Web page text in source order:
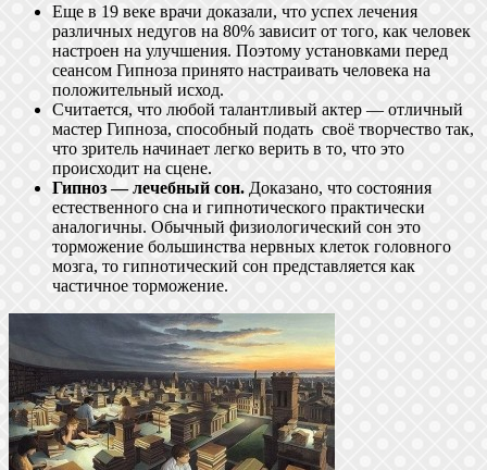
Еще в 19 веке врачи доказали, что успех лечения
различных недугов на 80% зависит от того, как человек
настроен на улучшения. Поэтому установками перед
сеансом Гипноза принято настраивать человека на
положительный исход.
Считается, что любой талантливый актер — отличный
мастер Гипноза, способный подать своё творчество так,
что зритель начинает легко верить в то, что это
происходит на сцене.
Гипноз — лечебный сон. Доказано, что состояния
естественного сна и гипнотического практически
аналогичны. Обычный физиологический сон это
торможение большинства нервных клеток головного
мозга, то гипнотический сон представляется как
частичное торможение.